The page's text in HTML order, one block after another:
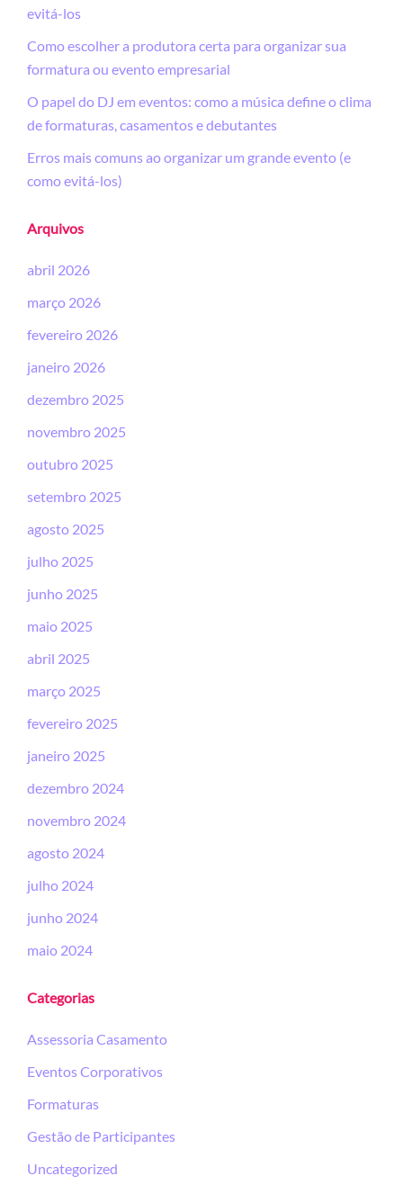
evitá-los
Como escolher a produtora certa para organizar sua
formatura ou evento empresarial
O papel do DJ em eventos: como a música define o clima
de formaturas, casamentos e debutantes
Erros mais comuns ao organizar um grande evento (e
como evitá-los)
Arquivos
abril 2026
março 2026
fevereiro 2026
janeiro 2026
dezembro 2025
novembro 2025
outubro 2025
setembro 2025
agosto 2025
julho 2025
junho 2025
maio 2025
abril 2025
março 2025
fevereiro 2025
janeiro 2025
dezembro 2024
novembro 2024
agosto 2024
julho 2024
junho 2024
maio 2024
Categorias
Assessoria Casamento
Eventos Corporativos
Formaturas
Gestão de Participantes
Uncategorized